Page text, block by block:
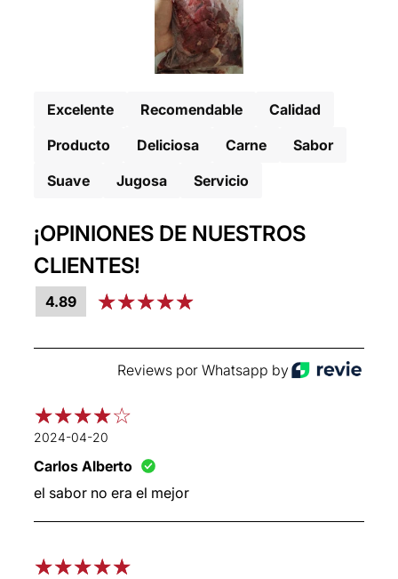
Excelente Recomendable
Calidad
Producto
Deliciosa Carne
Sabor
Suave
Jugosa Servicio
¡OPINIONES DE NUESTROS
CLIENTES!
4.89
Reviews por Whatsapp by
2024-04-20
Carlos Alberto
el sabor no era el mejor